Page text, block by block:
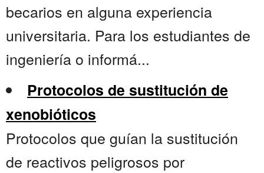
becarios en alguna experiencia
universitaria. Para los estudiantes de
ingeniería o informá...
Protocolos de sustitución de
xenobióticos
Protocolos que guían la sustitución
de reactivos peligrosos por